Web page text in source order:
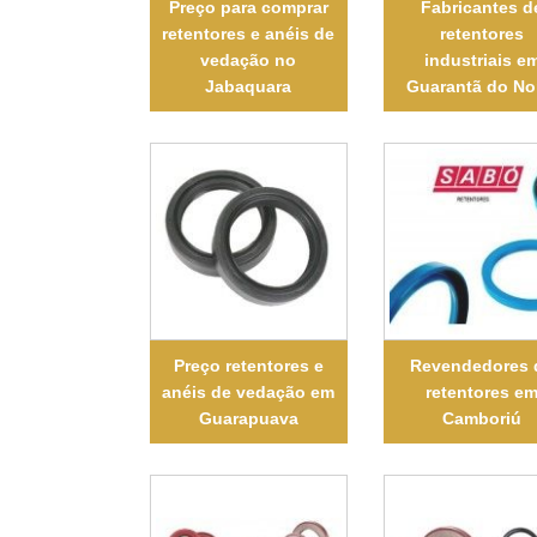
Preço para comprar
retentores e anéis de
vedação no
Jabaquara
Fabricantes
retentores
industriais
Guarantã do
Preço retentores e
anéis de vedação em
Guarapuava
Revendedores
retentores
Camboriú